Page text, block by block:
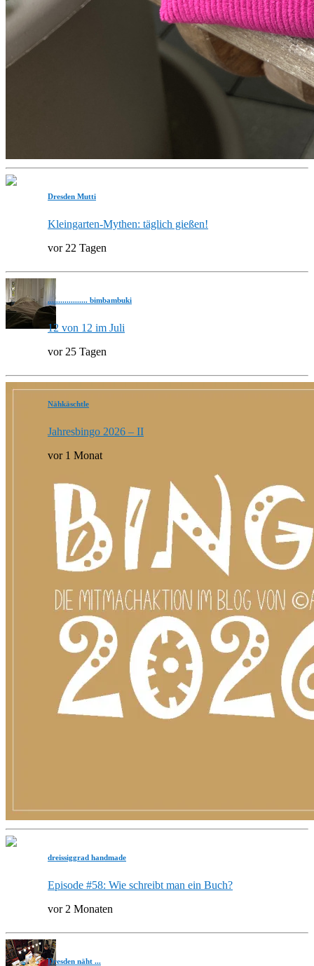
Dresden Mutti
Kleingarten-Mythen: täglich gießen!
vor 22 Tagen
................... bimbambuki
12 von 12 im Juli
vor 25 Tagen
Nähkäschtle
Jahresbingo 2026 – II
vor 1 Monat
dreissiggrad handmade
Episode #58: Wie schreibt man ein Buch?
vor 2 Monaten
Dresden näht ...